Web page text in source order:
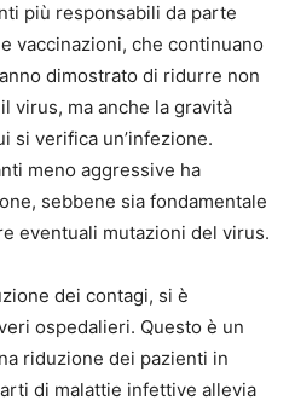
più responsabili da parte
vaccinazioni, che continuano
dimostrato di ridurre non
virus, ma anche la gravità
si verifica un’infezione.
meno aggressive ha
sebbene sia fondamentale
eventuali mutazioni del virus.
dei contagi, si è
ospedalieri. Questo è un
riduzione dei pazienti in
di malattie infettive allevia